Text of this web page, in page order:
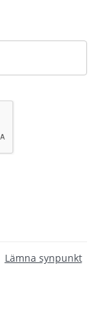
Lämna synpunkt